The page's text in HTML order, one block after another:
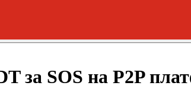
за SOS на P2P